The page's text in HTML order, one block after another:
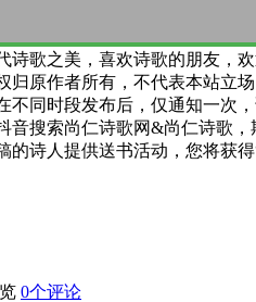
歌之美，喜欢诗歌的朋友，
归原作者所有，不代表本站立
同时段发布后，仅通知一次
搜索尚仁诗歌网&尚仁诗歌，
诗人提供送书活动，您将获
0个评论